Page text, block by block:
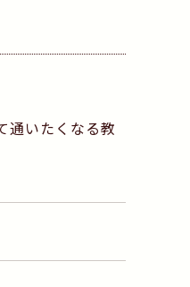
通いたくなる教